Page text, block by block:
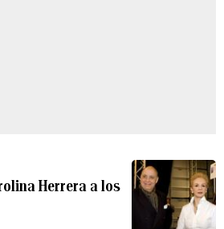
Herrera a los